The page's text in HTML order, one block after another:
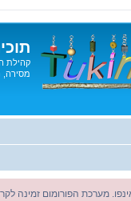
קהילת
מסירה,
מערכת הפורומום זמינה